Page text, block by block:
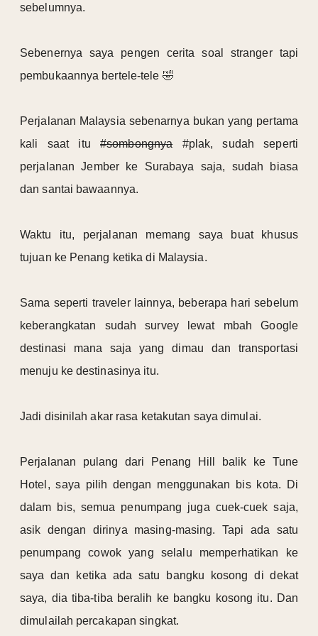
sebelumnya.
Sebenernya saya pengen cerita soal stranger tapi
pembukaannya bertele-tele 🤣
Perjalanan Malaysia sebenarnya bukan yang pertama
kali saat itu#sombongnya#plak, sudah seperti
perjalanan Jember ke Surabaya saja, sudah biasa
dan santai bawaannya.
Waktu itu, perjalanan memang saya buat khusus
tujuan ke Penang ketika di Malaysia.
Sama seperti traveler lainnya, beberapa hari sebelum
keberangkatan sudah survey lewat mbah Google
destinasi mana saja yang dimau dan transportasi
menuju ke destinasinya itu.
Jadi disinilah akar rasa ketakutan saya dimulai.
Perjalanan pulang dari Penang Hill balik ke Tune
Hotel, saya pilih dengan menggunakan bis kota. Di
dalam bis, semua penumpang juga cuek-cuek saja,
asik dengan dirinya masing-masing. Tapi ada satu
penumpang cowok yang selalu memperhatikan ke
saya dan ketika ada satu bangku kosong di dekat
saya, dia tiba-tiba beralih ke bangku kosong itu. Dan
dimulailah percakapan singkat.